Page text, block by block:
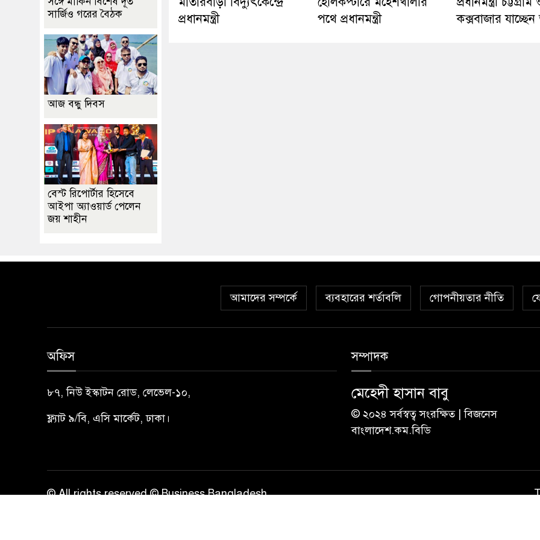
প্রধানমন্ত্রী
পথে প্রধানমন্ত্রী
কক্সবাজার
সার্জিও গরের বৈঠক
আজ বন্ধু দিবস
বেস্ট রিপোর্টার হিসেবে
আইপা অ্যাওয়ার্ড পেলেন
জয় শাহীন
আমাদের সম্পর্কে ব্যবহারের শর্তাবলি গোপনীয়তার নীতি
অফিস
৮৭, নিউ ইস্কাটন রোড, লেভেল-১০,
ফ্ল্যাট ৯/বি, এসি মার্কেট, ঢাকা।
সম্পাদক
মেহেদী হাসান বাবু
© ২০২৪ সর্বস্বত্ব সংরক্ষিত | বিজনেস
বাংলাদেশ.কম.বিডি
© All rights reserved © Business Bangladesh